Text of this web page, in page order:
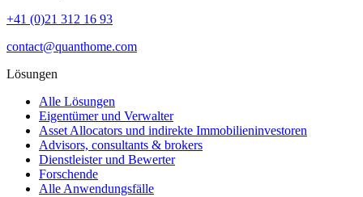
+41 (0)21 312 16 93
contact@quanthome.com
Lösungen
Alle Lösungen
Eigentümer und Verwalter
Asset Allocators und indirekte Immobilieninvestoren
Advisors, consultants & brokers
Dienstleister und Bewerter
Forschende
Alle Anwendungsfälle